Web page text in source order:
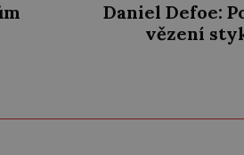
Daniel Defoe:
vězení